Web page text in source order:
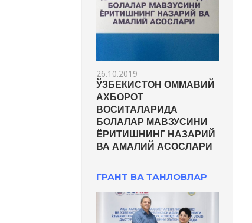
26.10.2019
ЎЗБЕКИСТОН ОММАВИЙ
АХБОРОТ
ВОСИТАЛАРИДА
БОЛАЛАР МАВЗУСИНИ
ЁРИТИШНИНГ НАЗАРИЙ
ВА АМАЛИЙ АСОСЛАРИ
ГРАНТ ВА ТАНЛОВЛАР